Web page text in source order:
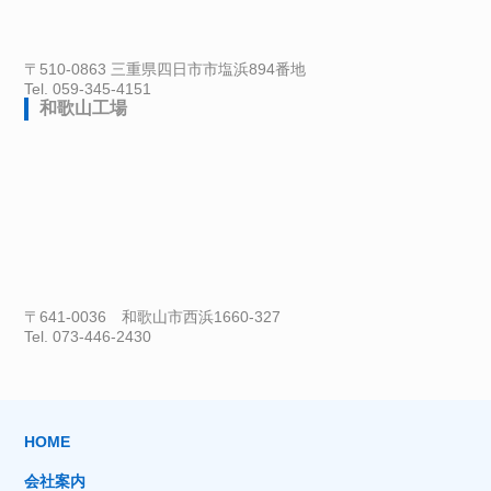
〒510-0863 三重県四日市市塩浜894番地
Tel. 059-345-4151
和歌山工場
〒641-0036 和歌山市西浜1660-327
Tel. 073-446-2430
HOME
会社案内